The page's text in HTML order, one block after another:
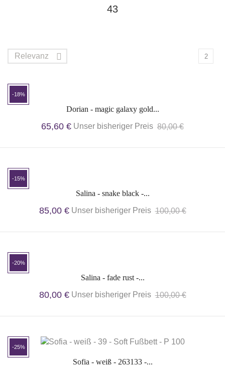
43
Relevanz  2
-18%
Dorian - magic galaxy gold...
65,60 € Unser bisheriger Preis 80,00 €
-15%
Salina - snake black -...
85,00 € Unser bisheriger Preis 100,00 €
-20%
Salina - fade rust -...
80,00 € Unser bisheriger Preis 100,00 €
-25%
Sofia - weiß - 263133 -...